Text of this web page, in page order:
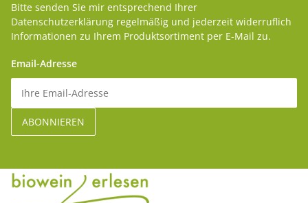
Bitte senden Sie mir entsprechend Ihrer
Datenschutzerklärung regelmäßig und jederzeit widerruflich
Informationen zu Ihrem Produktsortiment per E-Mail zu.
Email-Adresse